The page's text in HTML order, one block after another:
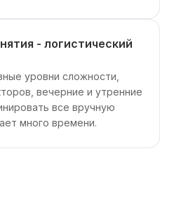
- логистический
уровни сложности,
вечерние и утренние
все вручную
много времени.